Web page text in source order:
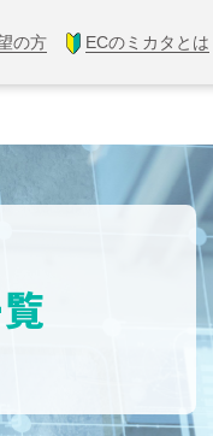
の方 ECのミカタとは